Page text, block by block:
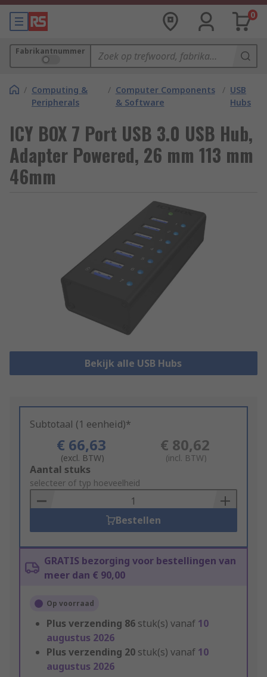
0
Fabrikantnummer
/ Computing &
Peripherals
/ Computer Components
& Software
/ USB
Hubs
ICY BOX 7 Port USB 3.0 USB Hub,
Adapter Powered, 26 mm 113 mm
46mm
Bekijk alle USB Hubs
Subtotaal (1 eenheid)*
€ 66,63
(excl. BTW)
€ 80,62
(incl. BTW)
Add
to
Basket
Aantal stuks
selecteer of typ hoeveelheid
Bestellen
GRATIS bezorging voor bestellingen van
meer dan € 90,00
Op voorraad
Plus verzending 86 stuk(s) vanaf 10
augustus 2026
Plus verzending 20 stuk(s) vanaf 10
augustus 2026